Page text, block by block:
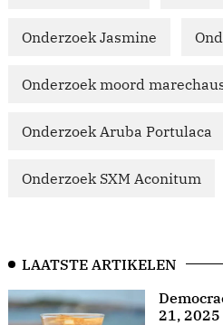
Onderzoek Jasmine
Onderzoek moord
Onderzoek Aruba Portulaca
Onderzoek SXM Aconitum
LAATSTE ARTIKELEN
21, 2025